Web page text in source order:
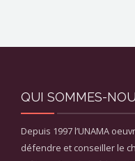
QUI SOMMES-
Depuis 1997 l’UNAMA
défendre et conseiller le